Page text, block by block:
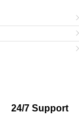
24/7 Support